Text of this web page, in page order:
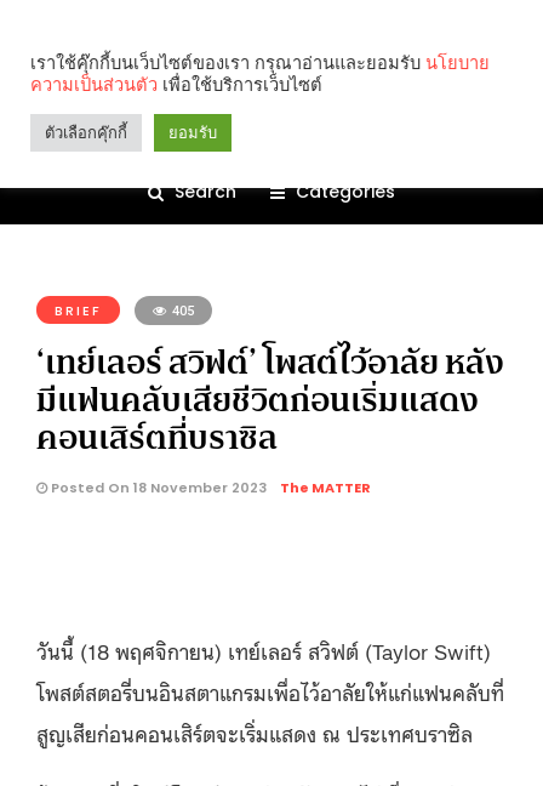
Search Categories
BRIEF 405
‘เทย์เลอร์ สวิฟต์’ โพสต์ไว้อาลัย หลัง
มีแฟนคลับเสียชีวิตก่อนเริ่มแสดง
คอนเสิร์ตที่บราซิล
Posted On 18 November 2023 The MATTER
วันนี้ (18 พฤศจิกายน) เทย์เลอร์ สวิฟต์ (Taylor Swift)
โพสต์สตอรี่บนอินสตาแกรมเพื่อไว้อาลัยให้แก่แฟนคลับที่
สูญเสียก่อนคอนเสิร์ตจะเริ่มแสดง ณ ประเทศบราซิล
เราใช้คุ๊กกี้บนเว็บไซต์ของเรา กรุณาอ่านและยอมรับ นโยบาย
ความเป็นส่วนตัว เพื่อใช้บริการเว็บไซต์
ตัวเลือกคุ๊กกี้ ยอมรับ